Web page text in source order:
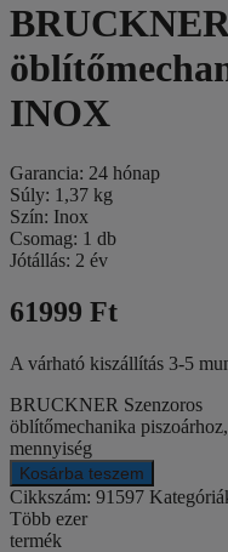
INOX
Garancia: 24 hónap
Súly: 1,37 kg
Szín: Inox
Csomag: 1 db
Jótállás: 2 év
61999 Ft
A várható kiszállítás 3-5
BRUCKNER Szenzoros
öblítőmechanika
mennyiség
Kosárba teszem
Cikkszám: 91597
Több ezer
termék